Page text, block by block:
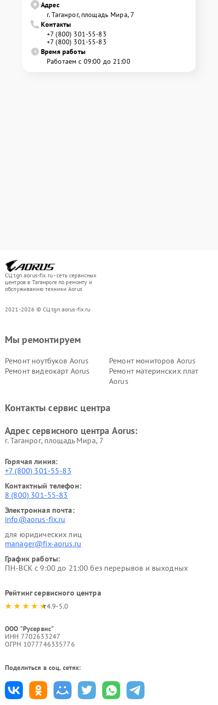
Адрес
г. Таганрог, площадь Мира, 7
Контакты
+7 (800) 301-55-83
+7 (800) 301-55-83
Время работы
Работаем с 09:00 до 21:00
СЦ tgn.aorus-fix.ru - сеть сервисных
центров в Таганроге по ремонту и
обслуживанию техники Aorus
2021-2026 © СЦ tgn.aorus-fix.ru
Мы ремонтируем
Ремонт ноутбуков Aorus
Ремонт мониторов Aorus
Ремонт видеокарт Aorus
Ремонт материнских плат
Aorus
Контакты сервис центра
Адрес сервисного центра Aorus:
г. Таганрог, площадь Мира, 7
Горячая линия:
+7 (800) 301-55-83
Контактный телефон:
8 (800) 301-55-83
Электронная почта:
info@aorus-fix.ru
для юридических лиц
manager@fix-aorus.ru
График работы:
ПН-ВСК с 9:00 до 21:00 без перерывов и выходных
Рейтинг сервисного центра
4.9-5.0
ООО "Русервис"
ИНН 7702633247
ОГРН 1077746335776
Поделиться в соц. сетях: